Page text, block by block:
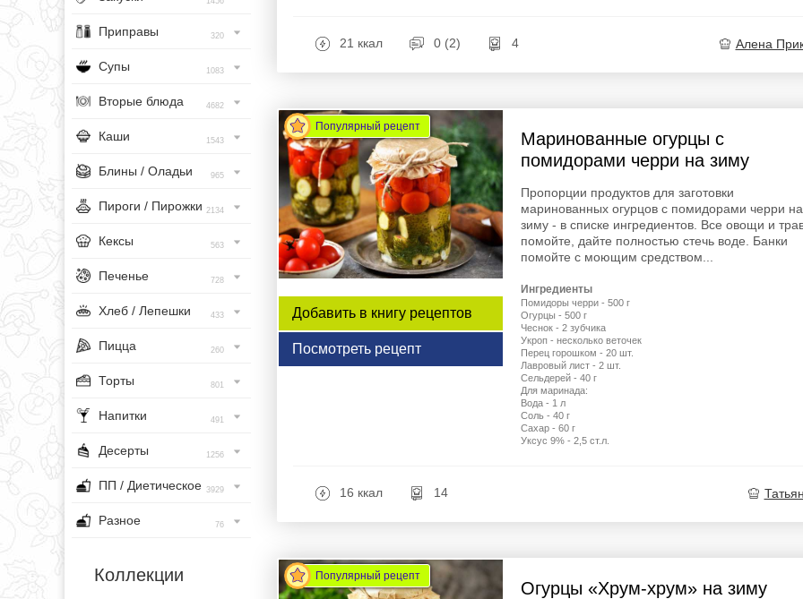
Приправы 320
Супы 1083
Вторые блюда 4682
Каши 1543
Блины / Оладьи 965
Пироги / Пирожки 2134
Кексы 563
Печенье 728
Хлеб / Лепешки 433
Пицца 260
Торты 801
Напитки 491
Десерты 1256
ПП / Диетическое 3929
Разное 76
Коллекции
21 ккал 0 (2) 4 Алена
Популярный рецепт
Добавить в книгу рецептов
Посмотреть рецепт
Маринованные огурцы с
помидорами черри на зиму
Пропорции продуктов для заготовки
маринованных огурцов с помидорами черри на
зиму - в списке ингредиентов. Все овощи и
помойте, дайте полностью стечь воде. Банки
помойте с моющим средством...
Ингредиенты
Помидоры черри - 500 г
Огурцы - 500 г
Чеснок - 2 зубчика
Укроп - несколько веточек
Перец горошком - 20 шт.
Лавровый лист - 2 шт.
Сельдерей - 40 г
Для маринада:
Вода - 1 л
Соль - 40 г
Сахар - 60 г
Уксус 9% - 2,5 ст.л.
16 ккал 14
Популярный рецепт
Огурцы «Хрум-хрум» на зиму